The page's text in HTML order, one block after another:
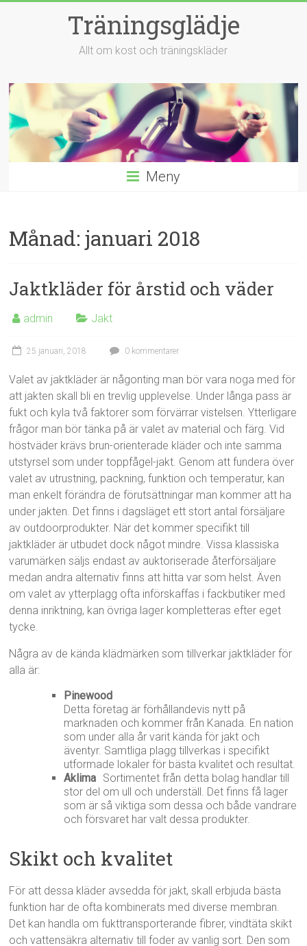
Träningsglädje
Allt om kost och träningskläder
Meny
Månad:januari 2018
Jaktkläder för årstid och väder
admin Jakt
25 januari, 2018 0 kommentarer
Valet av jaktkläder är någonting man bör vara noga med för
att jakten skall bli en trevlig upplevelse. Under långa pass är
fukt och kyla två faktorer som förvärrar vistelsen. Ytterligare
frågor man bör tänka på är valet av material och färg. Vid
höstväder krävs brun-orienterade kläder och inte samma
utstyrsel som under toppfågel-jakt. Genom att fundera över
valet av utrustning, packning, funktion och temperatur, kan
man enkelt förändra de förutsättningar man kommer att ha
under jakten. Det finns i dagsläget ett stort antal försäljare
av outdoorprodukter. När det kommer specifikt till
jaktkläder är utbudet dock något mindre. Vissa klassiska
varumärken säljs endast av auktoriserade återförsäljare
medan andra alternativ finns att hitta var som helst. Även
om valet av ytterplagg ofta införskaffas i fackbutiker med
denna inriktning, kan övriga lager kompletteras efter eget
tycke.
Några av de kända klädmärken som tillverkar jaktkläder för
alla är:
Pinewood
Detta företag är förhållandevis nytt på
marknaden och kommer från Kanada. En nation
som under alla år varit kända för jakt och
äventyr. Samtliga plagg tillverkas i specifikt
utformade lokaler för bästa kvalitet och resultat.
Aklima Sortimentet från detta bolag handlar till
stor del om ull och underställ. Det finns få lager
som är så viktiga som dessa och både vandrare
och försvaret har valt dessa produkter.
Skikt och kvalitet
För att dessa kläder avsedda för jakt, skall erbjuda bästa
funktion har de ofta kombinerats med diverse membran.
Det kan handla om fukttransporterande fibrer, vindtäta skikt
och vattensäkra alternativ till foder av vanlig sort. Den som